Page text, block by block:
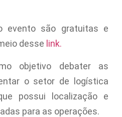
evento são gratuitas e
desse link.
objetivo debater as
o setor de logística
possui localização e
para as operações.